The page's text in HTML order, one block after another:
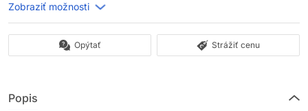
Opýtať Strážiť cenu
Popis